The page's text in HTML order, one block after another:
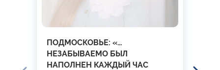
ПОДМОСКОВЬЕ: «…
НЕЗАБЫВАЕМО БЫЛ
НАПОЛНЕН КАЖДЫЙ ЧАС